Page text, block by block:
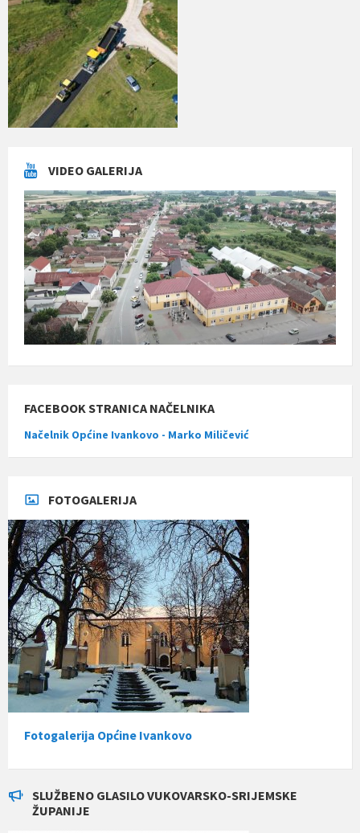
VIDEO GALERIJA
FACEBOOK STRANICA NAČELNIKA
Načelnik Općine Ivankovo - Marko Miličević
FOTOGALERIJA
Fotogalerija Općine Ivankovo
SLUŽBENO GLASILO VUKOVARSKO-SRIJEMSKE
ŽUPANIJE